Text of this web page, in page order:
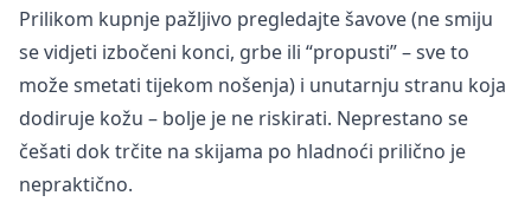
Prilikom kupnje pažljivo pregledajte šavove (ne smiju
se vidjeti izbočeni konci, grbe ili “propusti” – sve to
može smetati tijekom nošenja) i unutarnju stranu koja
dodiruje kožu – bolje je ne riskirati. Neprestano se
češati dok trčite na skijama po hladnoći prilično je
nepraktično.